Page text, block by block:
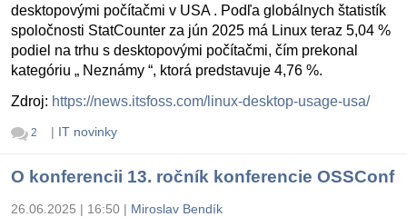
desktopovými počítačmi v USA . Podľa globálnych štatistík
spoločnosti StatCounter za jún 2025 má Linux teraz 5,04 %
podiel na trhu s desktopovými počítačmi, čím prekonal
kategóriu „ Neznámy “, ktorá predstavuje 4,76 %.
Zdroj: https://news.itsfoss.com/linux-desktop-usage-usa/
2 | IT novinky
O konferencii 13. ročník konferencie OSSConf
26.06.2025 | 16:50 | Miroslav Bendík